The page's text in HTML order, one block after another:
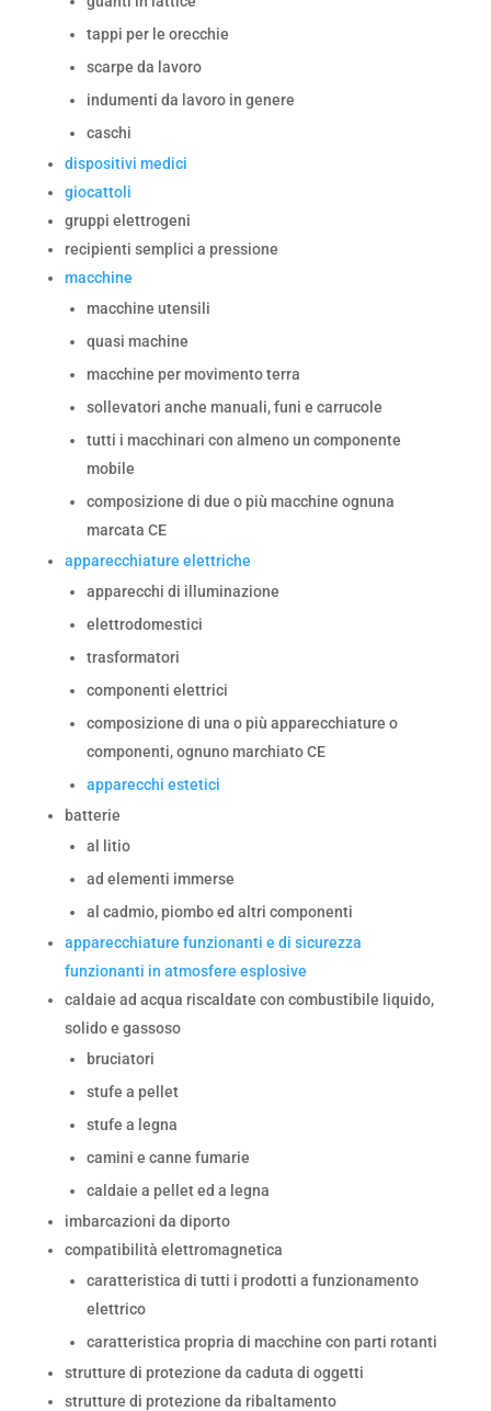
tappi per le orecchie
scarpe da lavoro
indumenti da lavoro in genere
caschi
dispositivi medici
giocattoli
gruppi elettrogeni
recipienti semplici a pressione
macchine
macchine utensili
quasi machine
macchine per movimento terra
sollevatori anche manuali, funi e carrucole
tutti i macchinari con almeno un componente
mobile
composizione di due o più macchine ognuna
marcata CE
apparecchiature elettriche
apparecchi di illuminazione
elettrodomestici
trasformatori
componenti elettrici
composizione di una o più apparecchiature o
componenti, ognuno marchiato CE
apparecchi estetici
batterie
al litio
ad elementi immerse
al cadmio, piombo ed altri componenti
apparecchiature funzionanti e di sicurezza
funzionanti in atmosfere esplosive
caldaie ad acqua riscaldate con combustibile liquido,
solido e gassoso
bruciatori
stufe a pellet
stufe a legna
camini e canne fumarie
caldaie a pellet ed a legna
imbarcazioni da diporto
compatibilità elettromagnetica
caratteristica di tutti i prodotti a funzionamento
elettrico
caratteristica propria di macchine con parti rotanti
strutture di protezione da caduta di oggetti
strutture di protezione da ribaltamento